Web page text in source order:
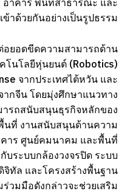
าคาร พื้นที่สาธารณะ และ
าด้วยกันอย่างเป็นรูปธรรม
ต่อยอดขีดความสามารถด้าน
นโลยีหุ่นยนต์ (Robotics)
จากประเทศไต้หวัน และ
กจีน โดยมุ่งศึกษาแนวทาง
ารถสนับสนุนธุรกิจหลักของ
นที่ งานสนับสนุนด้านความ
าร ศูนย์คมนาคม และพื้นที่
ระบบกล้องวงจรปิด ระบบ
จิทัล และโครงสร้างพื้นฐาน
วมมือดังกล่าวจะช่วยเสริม